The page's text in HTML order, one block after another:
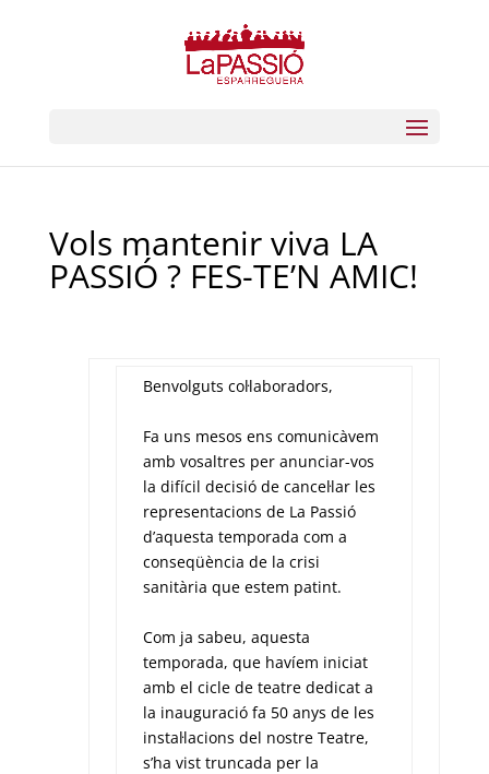
Vols mantenir viva LA
PASSIÓ ? FES-TE’N AMIC!
Benvolguts col·laboradors,
Fa uns mesos ens comunicàvem
amb vosaltres per anunciar-vos
la difícil decisió de cancel·lar les
representacions de La Passió
d’aquesta temporada com a
conseqüència de la crisi
sanitària que estem patint.
Com ja sabeu, aquesta
temporada, que havíem iniciat
amb el cicle de teatre dedicat a
la inauguració fa 50 anys de les
instal·lacions del nostre Teatre,
s’ha vist truncada per la